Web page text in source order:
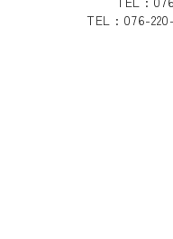
TEL : 076-